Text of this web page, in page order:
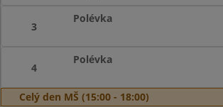
3
Polévka
4
Polévka
Celý den MŠ (15:00 - 18:00)